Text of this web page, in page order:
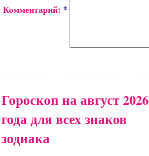
Комментарий: *
Гороскоп на август 2026
года для всех знаков
зодиака